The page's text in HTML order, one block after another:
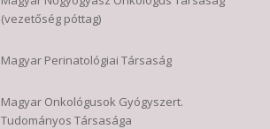
(vezetőség póttag)
Magyar Perinatológiai Társaság
Magyar Onkológusok Gyógyszert.
Tudományos Társasága